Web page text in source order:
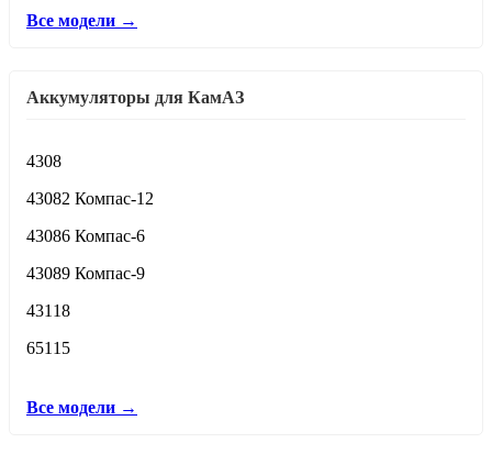
Все модели →
Аккумуляторы для КамАЗ
4308
43082 Компас-12
43086 Компас-6
43089 Компас-9
43118
65115
Все модели →